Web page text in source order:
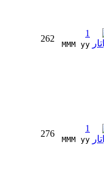
1
MMM yy
262
1
MMM yy
276